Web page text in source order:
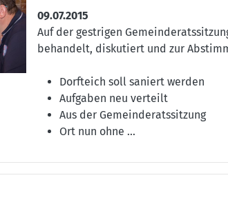
09.07.2015
Auf der gestrigen
behandelt, diskutiert und zur
Dorfteich soll saniert werden
Aufgaben neu verteilt
Aus der Gemeinderatssitzung
Ort nun ohne ...